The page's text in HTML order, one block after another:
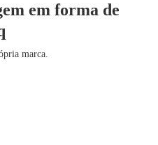
em forma de
marca.